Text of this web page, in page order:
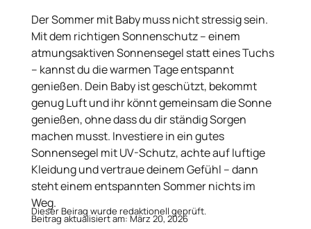
Der Sommer mit Baby muss nicht stressig sein.
Mit dem richtigen Sonnenschutz – einem
atmungsaktiven Sonnensegel statt eines Tuchs
– kannst du die warmen Tage entspannt
genießen. Dein Baby ist geschützt, bekommt
genug Luft und ihr könnt gemeinsam die Sonne
genießen, ohne dass du dir ständig Sorgen
machen musst. Investiere in ein gutes
Sonnensegel mit UV-Schutz, achte auf luftige
Kleidung und vertraue deinem Gefühl – dann
steht einem entspannten Sommer nichts im
Weg.
Beitrag aktualisiert am: März 20, 2026
Dieser Beirag wurde redaktionell geprüft.